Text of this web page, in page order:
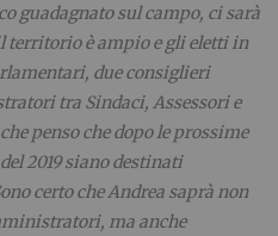
guadagnato sul campo, ci sarà
territorio è ampio e gli eletti in
due consiglieri
tra Sindaci, Assessori e
penso che dopo le prossime
2019 siano destinati
certo che Andrea saprà non
ma anche